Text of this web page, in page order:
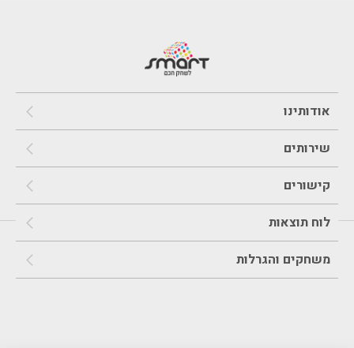
אודותינו
שירותים
קישורים
לוח תוצאות
משחקים והגרלות